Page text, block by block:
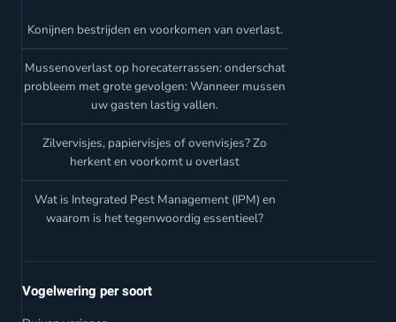
Konijnen bestrijden en voorkomen van overlast.
Mussenoverlast op horecaterrassen: onderschat
probleem met grote gevolgen: Wanneer mussen
uw gasten lastig vallen.
Zilvervisjes, papiervisjes of ovenvisjes? Zo
herkent en voorkomt u overlast
Wat is Integrated Pest Management (IPM) en
waarom is het tegenwoordig essentieel?
Vogelwering per soort